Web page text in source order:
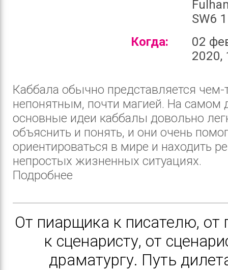
SW6
Когда:
02
2020,
Каббала обычно представляется чем-
непонятным, почти магией. На самом
основные идеи каббалы довольно
объяснить и понять, и они очень
ориентироваться в мире и находить
непростых жизненных ситуациях.
Подробнее
От пиарщика к писателю, от
к сценаристу, от
драматургу. Путь